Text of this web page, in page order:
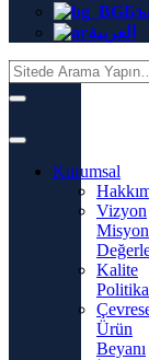
العربية
Kurumsal
Vizyon
Misyon
Kalite
Ürün
Beyanı